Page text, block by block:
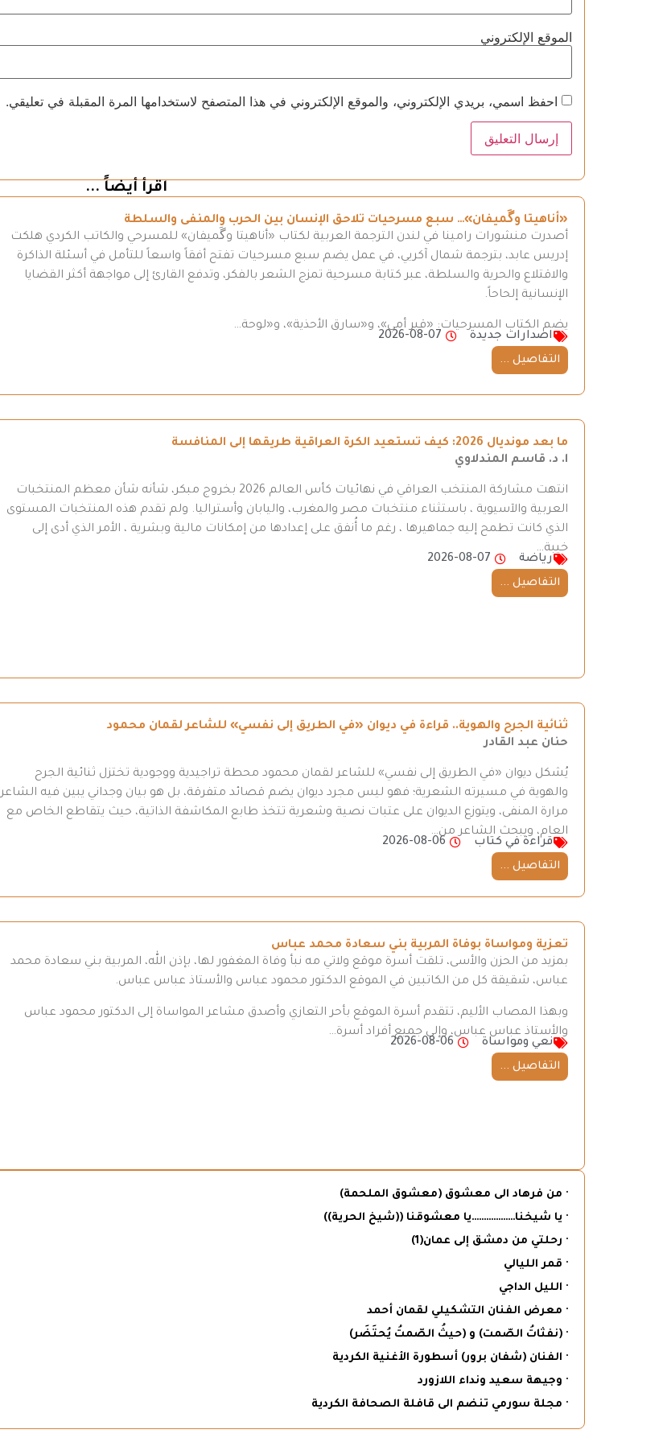
الموقع الإلكتروني
احفظ اسمي، بريدي الإلكتروني، والموقع الإلكتروني في هذا المتصفح لاستخدامها المرة المقبلة في تعليقي.
اقرأ أيضاً ...
«أناهيتا وگَميفان»… سبع مسرحيات تلاحق الإنسان بين الحرب والمنفى والسلطة
أصدرت منشورات رامينا في لندن الترجمة العربية لكتاب «أناهيتا وگَميفان» للمسرحي والكاتب الكردي هلكت
إدريس عابد، بترجمة شمال آكريي، في عمل يضم سبع مسرحيات تفتح أفقاً واسعاً للتأمل في أسئلة الذاكرة
والاقتلاع والحرية والسلطة، عبر كتابة مسرحية تمزج الشعر بالفكر، وتدفع القارئ إلى مواجهة أكثر القضايا
الإنسانية إلحاحاً.
يضم الكتاب المسرحيات: «قبر أمي»، و«سارق الأحذية»، و«لوحة…
اصدارات جديدة
2026-08-07
التفاصيل ...
ما بعد مونديال 2026: كيف تستعيد الكرة العراقية طريقها إلى المنافسة
ا. د. قاسم المندلاوي
انتهت مشاركة المنتخب العراقي في نهائيات كأس العالم 2026 بخروج مبكر، شأنه شأن معظم المنتخبات
العربية والآسيوية ، باستثناء منتخبات مصر والمغرب، واليابان وأستراليا. ولم تقدم هذه المنتخبات المستوى
الذي كانت تطمح إليه جماهيرها ، رغم ما أُنفق على إعدادها من إمكانات مالية وبشرية ، الأمر الذي أدى إلى
خيبة…
رياضة
2026-08-07
التفاصيل ...
ثنائية الجرح والهوية.. قراءة في ديوان «في الطريق إلى نفسي» للشاعر لقمان محمود
حنان عبد القادر
يُشكل ديوان «في الطريق إلى نفسي» للشاعر لقمان محمود محطة تراجيدية ووجودية تختزل ثنائية الجرح
والهوية في مسيرته الشعرية؛ فهو ليس مجرد ديوان يضم قصائد متفرقة، بل هو بيان وجداني يبين فيه الشاعر
مرارة المنفى، ويتوزع الديوان على عتبات نصية وشعرية تتخذ طابع المكاشفة الذاتية، حيث يتقاطع الخاص مع
العام، ويبحث الشاعر من…
قراءة في كتاب
2026-08-06
التفاصيل ...
تعزية ومواساة بوفاة المربية بني سعادة محمد عباس
بمزيد من الحزن والأسى، تلقت أسرة موقع ولاتي مه نبأ وفاة المغفور لها، بإذن الله، المربية بني سعادة محمد
عباس، شقيقة كل من الكاتبين في الموقع الدكتور محمود عباس والأستاذ عباس عباس.
وبهذا المصاب الأليم، تتقدم أسرة الموقع بأحر التعازي وأصدق مشاعر المواساة إلى الدكتور محمود عباس
والأستاذ عباس عباس، وإلى جميع أفراد أسرة…
نعي ومواساة
2026-08-06
التفاصيل ...
· من فرهاد الى معشوق (معشوق الملحمة)
· يا شيخنا………………يا معشوقنا ((شيخ الحرية))
· رحلتي من دمشق إلى عمان(1)
· قمر الليالي
· الليل الداجي
· معرض الفنان التشكيلي لقمان أحمد
· (نفثاتُ الصّمت) و (حيثُ الصّمتُ يُحتَضَر)
· الفنان (شفان برور) أسطورة الأغنية الكردية
· وجيهة سعيد ونداء اللازورد
· مجلة سورمي تنضم الى قافلة الصحافة الكردية